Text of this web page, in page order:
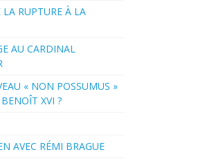
LA RUPTURE À LA
AU CARDINAL
« NON POSSUMUS »
XVI ?
AVEC RÉMI BRAGUE